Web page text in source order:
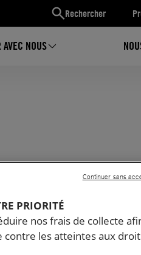
Rechercher
AVEC NOUS
PRIORITÉ
nos frais de collecte
les atteintes aux
Continuer sans